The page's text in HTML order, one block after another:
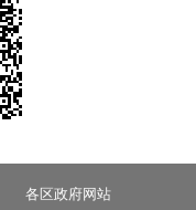
各区政府网站